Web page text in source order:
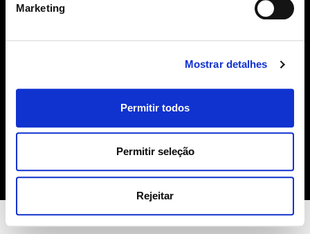
Marketing
Mostrar detalhes
Permitir todos
Permitir seleção
Rejeitar
SIME
Sobre Nós
Política de Cookies